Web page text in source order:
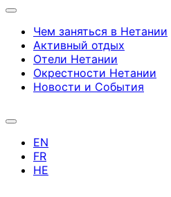
Чем заняться в Нетании
Активный отдых
Отели Нетании
Окрестности Нетании
Новости и Cобытия